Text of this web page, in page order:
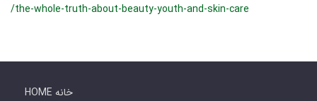
/the-whole-truth-about-beauty-youth-and-skin-care
HOME خانه